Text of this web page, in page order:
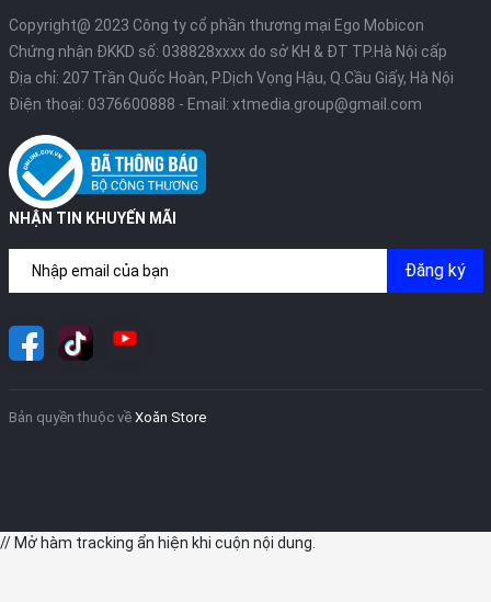
Copyright@ 2023 Công ty cổ phần thương mại Ego Mobicon
Chứng nhận ĐKKD số: 038828xxxx do sở KH & ĐT TP.Hà Nội cấp
Địa chỉ: 207 Trần Quốc Hoàn, P.Dịch Vọng Hậu, Q.Cầu Giấy, Hà Nội
Điện thoại: 0376600888 - Email: xtmedia.group@gmail.com
NHẬN TIN KHUYẾN MÃI
Đăng ký
Bản quyền thuộc về Xoăn Store
// Mở hàm tracking ẩn hiện khi cuộn nội dung.